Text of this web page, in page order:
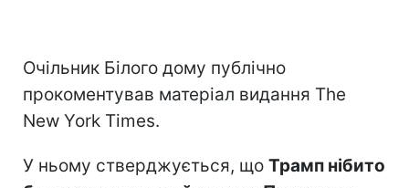
Очільник Білого дому публічно
прокоментував матеріал видання The
New York Times.
У ньому стверджується, що Трамп нібито